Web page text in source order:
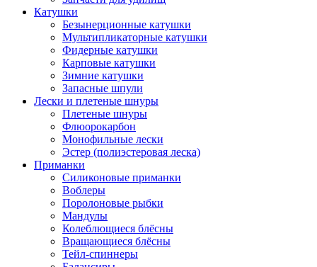
Катушки
Безынерционные катушки
Мультипликаторные катушки
Фидерные катушки
Карповые катушки
Зимние катушки
Запасные шпули
Лески и плетеные шнуры
Плетеные шнуры
Флюорокарбон
Монофильные лески
Эстер (полиэстеровая леска)
Приманки
Силиконовые приманки
Воблеры
Поролоновые рыбки
Мандулы
Колеблющиеся блёсны
Вращающиеся блёсны
Тейл-спиннеры